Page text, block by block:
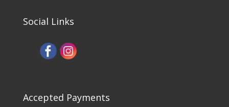
Social Links
Accepted Payments